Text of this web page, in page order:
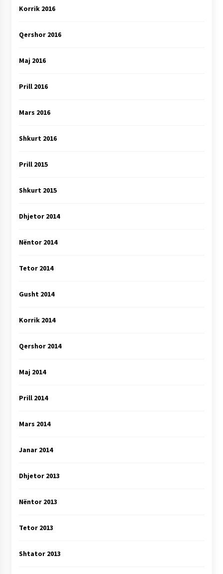
Korrik 2016
Qershor 2016
Maj 2016
Prill 2016
Mars 2016
Shkurt 2016
Prill 2015
Shkurt 2015
Dhjetor 2014
Nëntor 2014
Tetor 2014
Gusht 2014
Korrik 2014
Qershor 2014
Maj 2014
Prill 2014
Mars 2014
Janar 2014
Dhjetor 2013
Nëntor 2013
Tetor 2013
Shtator 2013